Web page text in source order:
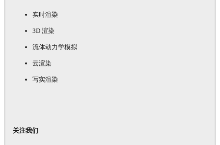
实时渲染
3D 渲染
流体动力学模拟
云渲染
写实渲染
关注我们